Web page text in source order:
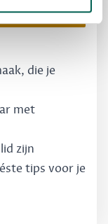
die je
met
zijn
tips voor je